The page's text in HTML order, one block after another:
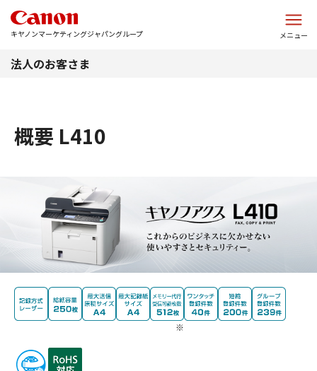
キヤノンマーケティングジャパングループ メニュー
法人のお客さま
概要 L410
※